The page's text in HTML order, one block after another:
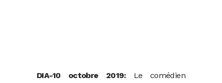
DIA-10 octobre 2019: Le comédien